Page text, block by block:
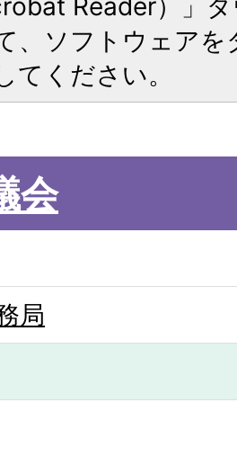
、ソフトウェア
てください。
会
局